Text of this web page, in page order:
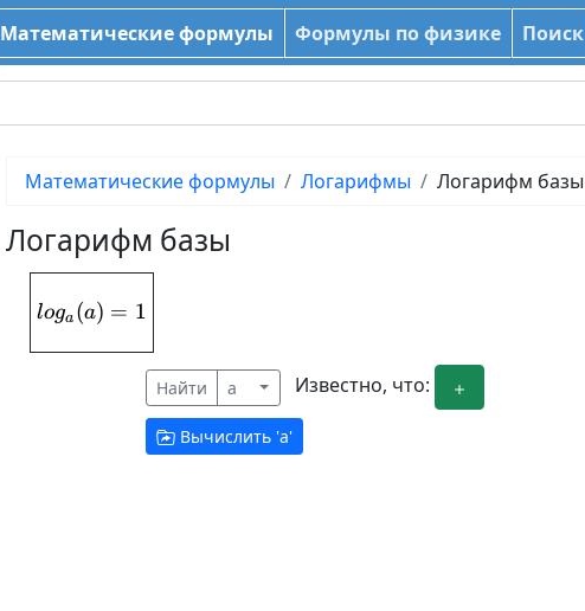
Математические формулы Формулы по физике Поиск
Математические формулы Логарифмы Логарифм базы
Логарифм базы
log_{a}(a) = 1
loga (a) = 1
Найти a Известно, что:
Вычислить 'a'